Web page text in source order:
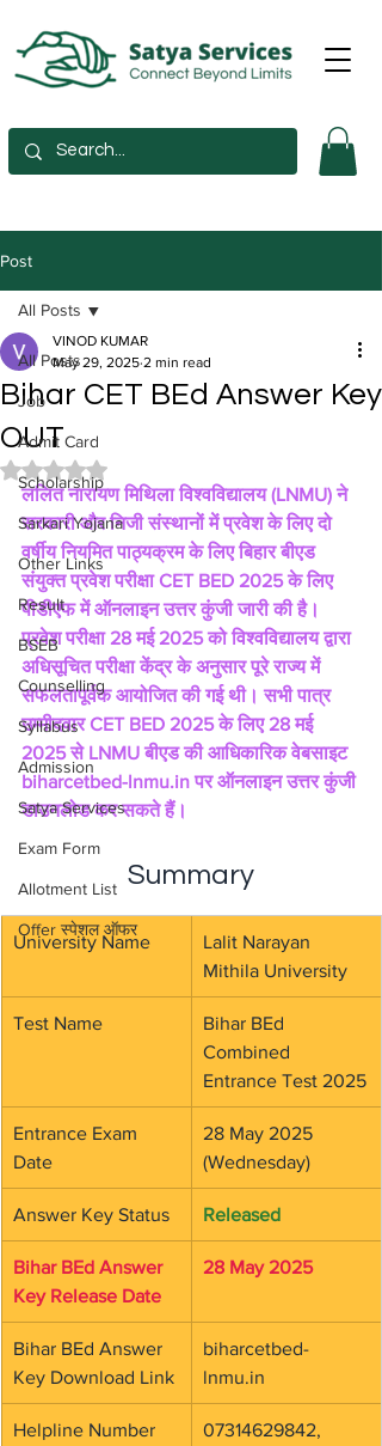
Post
All Posts
Job
Admit Card
Scholarship
Sarkari Yojana
Other Links
Result
BSEB
Counselling
Syllabus
Admission
Satya Services
Exam Form
Allotment List
Offer स्पेशल ऑफर
All Posts
Bihar CET BEd Answer Key
OUT
VINOD KUMAR
May 29, 2025 2 min read
Rated NaN out of 5 stars.
ललित नारायण मिथिला विश्वविद्यालय (LNMU) ने
सरकारी और निजी संस्थानों में प्रवेश के लिए दो
वर्षीय नियमित पाठ्यक्रम के लिए बिहार बीएड
संयुक्त प्रवेश परीक्षा CET BED 2025 के लिए
पीडीएफ में ऑनलाइन उत्तर कुंजी जारी की है।
प्रवेश परीक्षा 28 मई 2025 को विश्वविद्यालय द्वारा
अधिसूचित परीक्षा केंद्र के अनुसार पूरे राज्य में
सफलतापूर्वक आयोजित की गई थी। सभी पात्र
उम्मीदवार CET BED 2025 के लिए 28 मई
2025 से LNMU बीएड की आधिकारिक वेबसाइट
biharcetbed-lnmu.in पर ऑनलाइन उत्तर कुंजी
डाउनलोड कर सकते हैं।
Summary
University Name
Lalit Narayan
Mithila University
Test Name
Bihar BEd
Combined
Entrance Test 2025
Entrance Exam
Date
28 May 2025
(Wednesday)
Answer Key Status Released
Bihar BEd Answer
Key Release Date
28 May 2025
Bihar BEd Answer
Key Download Link
biharcetbed-
lnmu.in
Helpline Number
07314629842,